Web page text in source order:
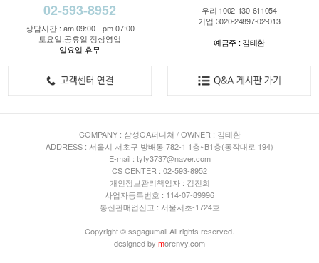
02-593-8952
상담시간 : am 09:00 - pm 07:00
토요일,공휴일 정상영업
일요일 휴무
우리 1002-130-611054
기업 3020-24897-02-013
예금주 : 김태환
COMPANY : 삼성OA퍼니쳐 / OWNER : 김태환
ADDRESS : 서울시 서초구 방배동 782-1 1층~B1층(동작대로 194)
E-mail : tyty3737@naver.com
CS CENTER : 02-593-8952
개인정보관리책임자 : 김진희
사업자등록번호 : 114-07-89996
통신판매업신고 : 서울서초-1724호
Copyright © ssgagumall All rights reserved.
designed by morenvy.com